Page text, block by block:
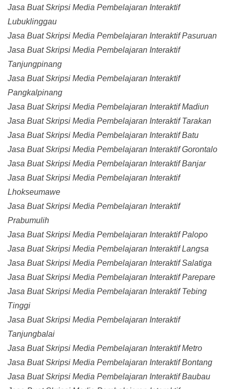
Jasa Buat Skripsi Media Pembelajaran Interaktif
Lubuklinggau
Jasa Buat Skripsi Media Pembelajaran Interaktif Pasuruan
Jasa Buat Skripsi Media Pembelajaran Interaktif
Tanjungpinang
Jasa Buat Skripsi Media Pembelajaran Interaktif
Pangkalpinang
Jasa Buat Skripsi Media Pembelajaran Interaktif Madiun
Jasa Buat Skripsi Media Pembelajaran Interaktif Tarakan
Jasa Buat Skripsi Media Pembelajaran Interaktif Batu
Jasa Buat Skripsi Media Pembelajaran Interaktif Gorontalo
Jasa Buat Skripsi Media Pembelajaran Interaktif Banjar
Jasa Buat Skripsi Media Pembelajaran Interaktif
Lhokseumawe
Jasa Buat Skripsi Media Pembelajaran Interaktif
Prabumulih
Jasa Buat Skripsi Media Pembelajaran Interaktif Palopo
Jasa Buat Skripsi Media Pembelajaran Interaktif Langsa
Jasa Buat Skripsi Media Pembelajaran Interaktif Salatiga
Jasa Buat Skripsi Media Pembelajaran Interaktif Parepare
Jasa Buat Skripsi Media Pembelajaran Interaktif Tebing
Tinggi
Jasa Buat Skripsi Media Pembelajaran Interaktif
Tanjungbalai
Jasa Buat Skripsi Media Pembelajaran Interaktif Metro
Jasa Buat Skripsi Media Pembelajaran Interaktif Bontang
Jasa Buat Skripsi Media Pembelajaran Interaktif Baubau